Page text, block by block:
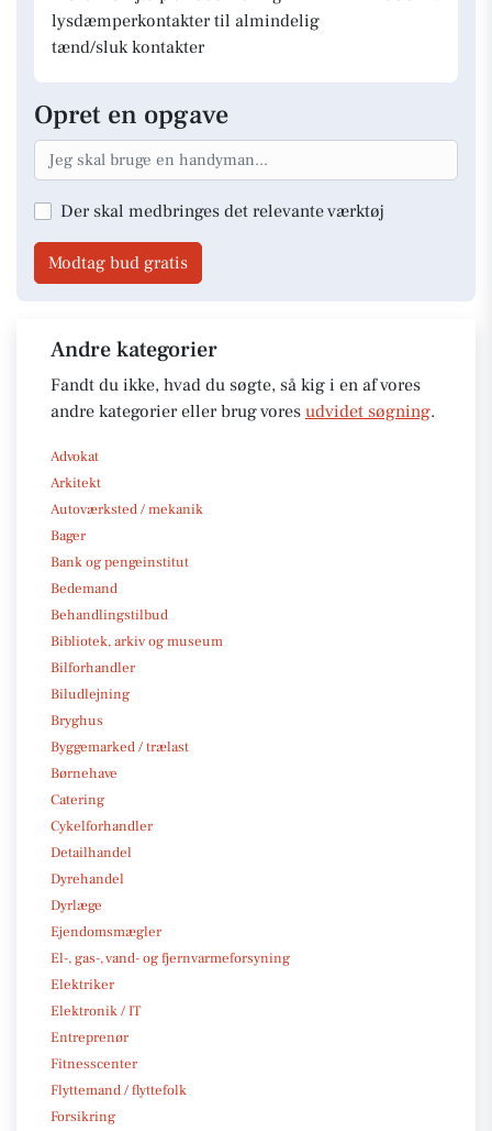
lysdæmperkontakter til almindelig
tænd/sluk kontakter
Opret en opgave
Der skal medbringes det relevante værktøj
Modtag bud gratis
Andre kategorier
Fandt du ikke, hvad du søgte, så kig i en af vores
andre kategorier eller brug vores udvidet søgning.
Advokat
Arkitekt
Autoværksted / mekanik
Bager
Bank og pengeinstitut
Bedemand
Behandlingstilbud
Bibliotek, arkiv og museum
Bilforhandler
Biludlejning
Bryghus
Byggemarked / trælast
Børnehave
Catering
Cykelforhandler
Detailhandel
Dyrehandel
Dyrlæge
Ejendomsmægler
El-, gas-, vand- og fjernvarmeforsyning
Elektriker
Elektronik / IT
Entreprenør
Fitnesscenter
Flyttemand / flyttefolk
Forsikring